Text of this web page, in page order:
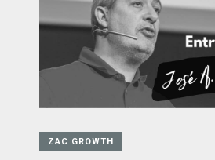
ZAC GROWTH